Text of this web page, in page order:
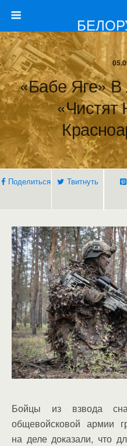
«Бабе Яге»
Поделиться Твитнуть
Бойцы из взвода
общевойсковой армии
на деле доказали, что